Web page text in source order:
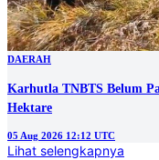
DAERAH
Karhutla TNBTS Belum
Hektare
05 Aug 2026 12:12 UTC
Lihat selengkapnya